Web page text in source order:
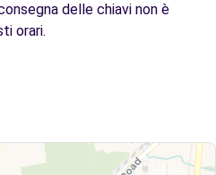
delle chiavi non è
orari.